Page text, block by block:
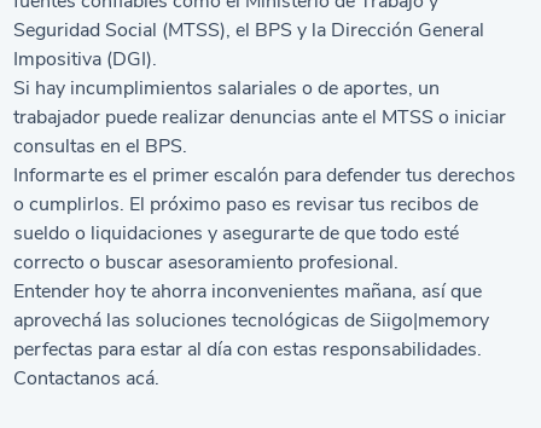
Seguridad Social (MTSS), el BPS y la Dirección General
Impositiva (DGI).
Si hay incumplimientos salariales o de aportes, un
trabajador puede realizar denuncias ante el MTSS o iniciar
consultas en el BPS.
Informarte es el primer escalón para defender tus derechos
o cumplirlos. El próximo paso es revisar tus recibos de
sueldo o liquidaciones y asegurarte de que todo esté
correcto o buscar asesoramiento profesional.
Entender hoy te ahorra inconvenientes mañana, así que
aprovechá las soluciones tecnológicas de Siigo|memory
perfectas para estar al día con estas responsabilidades.
Contactanos acá.